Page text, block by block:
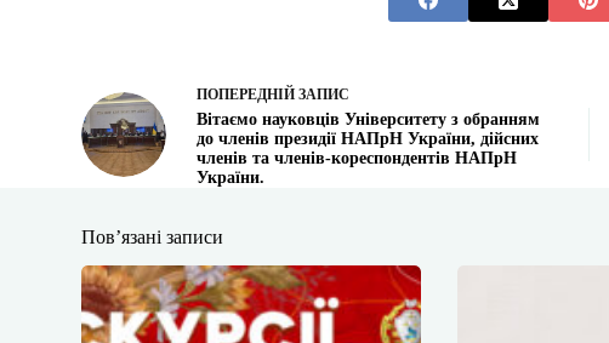
ПОПЕРЕДНІЙЗАПИС
Вітаємо науковців Університету з обранням
до членів президії НАПрН України, дійсних
членів та членів-кореспондентів НАПрН
України.
Пов’язані записи